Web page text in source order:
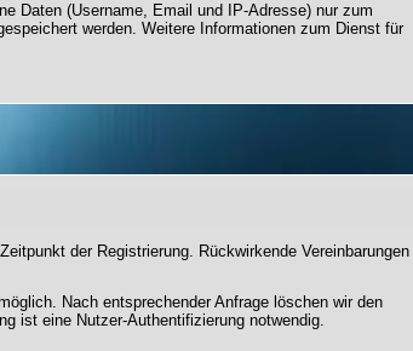
Daten (Username, Email und IP-Adresse) nur zum
werden. Weitere Informationen zum Dienst für
der Registrierung. Rückwirkende Vereinbarungen
Nach entsprechender Anfrage löschen wir den
ist eine Nutzer-Authentifizierung notwendig.